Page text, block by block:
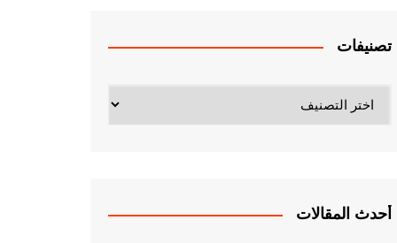
تصنيفات
أحدث المقالات